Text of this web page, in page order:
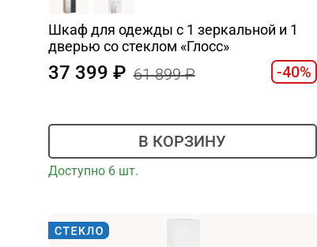
Шкаф для одежды с 1 зеркальной и 1
дверью со стеклом «Глосс»
37 399 61 899 -40%
В КОРЗИНУ
Доступно 6 шт.